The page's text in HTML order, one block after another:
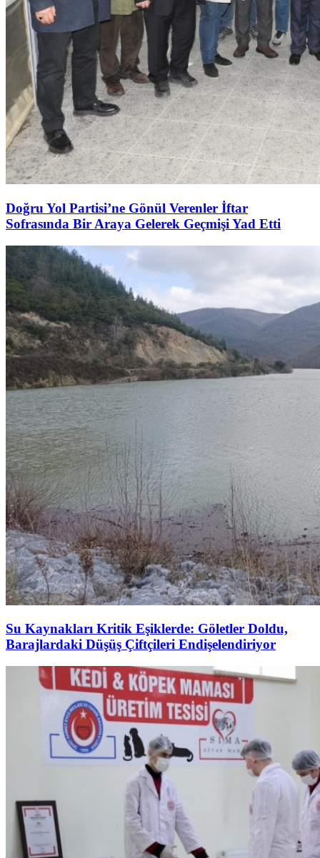
Doğru Yol Partisi’ne Gönül Verenler İftar
Sofrasında Bir Araya Gelerek Geçmişi Yad Etti
Su Kaynakları Kritik Eşiklerde: Göletler Doldu,
Barajlardaki Düşüş Çiftçileri Endişelendiriyor